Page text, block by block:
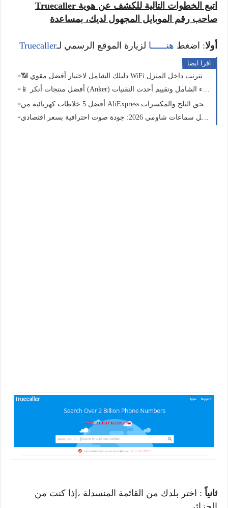
Truecaller اتبع الخطوات التالية للكشف عن هوية
صاحب رقم الموبايل المجهول لديك، بمساعدة
Truecaller أولا: اضغط هنــــــا لزيارة الموقع الرسمي لـ
اقرا ايضا
ثانياً : اختر بلدك من القائمة المنسدلة ،إذا كنت من